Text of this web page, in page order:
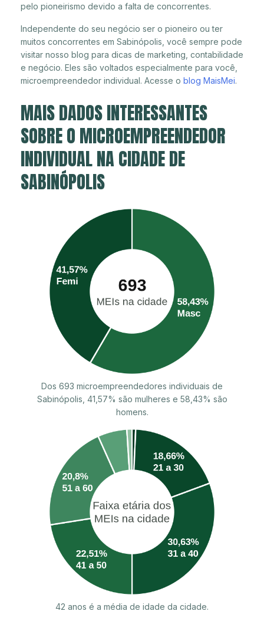
pelo pioneirismo devido a falta de concorrentes.
Independente do seu negócio ser o pioneiro ou ter
muitos concorrentes em Sabinópolis, você sempre pode
visitar nosso blog para dicas de marketing, contabilidade
e negócio. Eles são voltados especialmente para você,
microempreendedor individual. Acesse o blog MaisMei.
MAIS DADOS INTERESSANTES
SOBRE O MICROEMPREENDEDOR
INDIVIDUAL NA CIDADE DE
SABINÓPOLIS
Dos 693 microempreendedores individuais de
Sabinópolis, 41,57% são mulheres e 58,43% são
homens.
42 anos é a média de idade da cidade.